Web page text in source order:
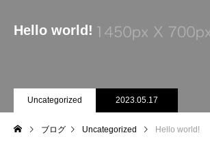
Hello world!
Uncategorized 2023.05.17
ブログ Uncategorized Hello world!